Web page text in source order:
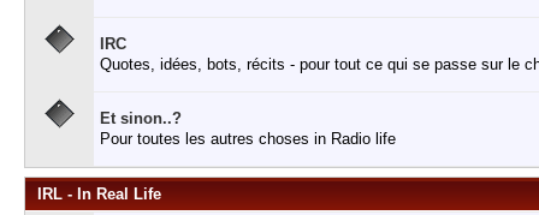
IRC
Quotes, idées, bots, récits - pour tout ce qui se passe sur le
Et sinon..?
Pour toutes les autres choses in Radio life
IRL - In Real Life